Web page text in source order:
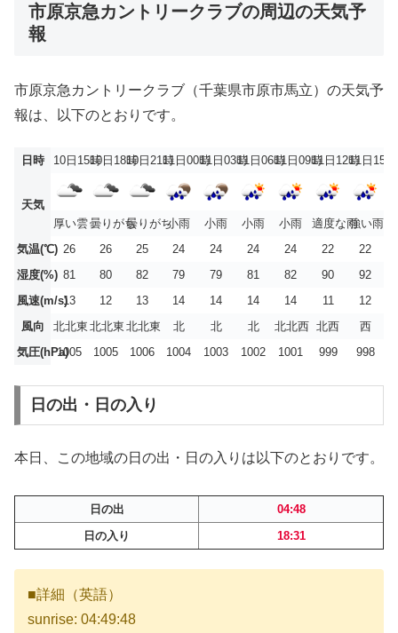
市原京急カントリークラブの周辺の天気予
報
市原京急カントリークラブ（千葉県市原市馬立）の天気予
報は、以下のとおりです。
日時 10日15時10日18時10日21時11日00時11日03時11日06時11日09時11日12時11日15時
天気
厚い雲曇りがち曇りがち小雨 小雨 小雨 小雨 適度な雨強い雨
気温(℃) 26 26 25 24 24 24 24 22
22
湿度(%) 81 80 82 79 79 81 82 90
92
風速(m/s)13 12 13 14 14 14 14 11
12
風向
北北東 北北東 北北東 北 北 北 北北西 北西
西
気圧(hPa)1005 1005 1006 1004 1003 1002 1001 999 998
日の出・日の入り
本日、この地域の日の出・日の入りは以下のとおりです。
日の出
04:48
日の入り
18:31
■詳細（英語）
sunrise: 04:49:48